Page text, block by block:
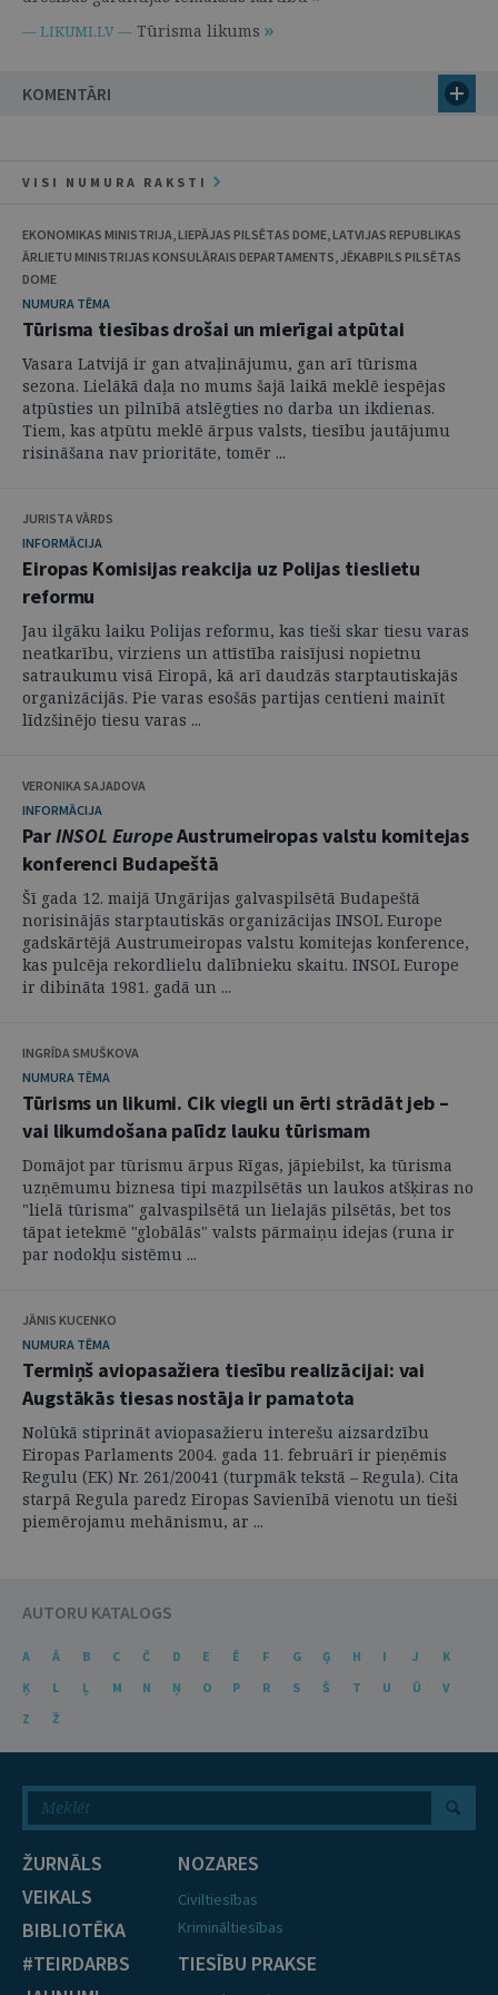
— LIKUMI.LV — Tūrisma likums
KOMENTĀRI
VISI NUMURA RAKSTI
EKONOMIKAS MINISTRIJA, LIEPĀJAS PILSĒTAS DOME, LATVIJAS REPUBLIKAS
ĀRLIETU MINISTRIJAS KONSULĀRAIS DEPARTAMENTS, JĒKABPILS PILSĒTAS
DOME
NUMURA TĒMA
Tūrisma tiesības drošai un mierīgai atpūtai
Vasara Latvijā ir gan atvaļinājumu, gan arī tūrisma
sezona. Lielākā daļa no mums šajā laikā meklē iespējas
atpūsties un pilnībā atslēgties no darba un ikdienas.
Tiem, kas atpūtu meklē ārpus valsts, tiesību jautājumu
risināšana nav prioritāte, tomēr ...
JURISTA VĀRDS
INFORMĀCIJA
Eiropas Komisijas reakcija uz Polijas tieslietu
reformu
Jau ilgāku laiku Polijas reformu, kas tieši skar tiesu varas
neatkarību, virziens un attīstība raisījusi nopietnu
satraukumu visā Eiropā, kā arī daudzās starptautiskajās
organizācijās. Pie varas esošās partijas centieni mainīt
līdzšinējo tiesu varas ...
VERONIKA SAJADOVA
INFORMĀCIJA
ParINSOL EuropeAustrumeiropas valstu komitejas
konferenci Budapeštā
Šī gada 12. maijā Ungārijas galvaspilsētā Budapeštā
norisinājās starptautiskās organizācijas INSOL Europe
gadskārtējā Austrumeiropas valstu komitejas konference,
kas pulcēja rekordlielu dalībnieku skaitu. INSOL Europe
ir dibināta 1981. gadā un ...
INGRĪDA SMUŠKOVA
NUMURA TĒMA
Tūrisms un likumi. Cik viegli un ērti strādāt jeb –
vai likumdošana palīdz lauku tūrismam
Domājot par tūrismu ārpus Rīgas, jāpiebilst, ka tūrisma
uzņēmumu biznesa tipi mazpilsētās un laukos atšķiras no
"lielā tūrisma" galvaspilsētā un lielajās pilsētās, bet tos
tāpat ietekmē "globālās" valsts pārmaiņu idejas (runa ir
par nodokļu sistēmu ...
JĀNIS KUCENKO
NUMURA TĒMA
Termiņš aviopasažiera tiesību realizācijai: vai
Augstākās tiesas nostāja ir pamatota
Nolūkā stiprināt aviopasažieru interešu aizsardzību
Eiropas Parlaments 2004. gada 11. februārī ir pieņēmis
Regulu (EK) Nr. 261/20041 (turpmāk tekstā – Regula). Cita
starpā Regula paredz Eiropas Savienībā vienotu un tieši
piemērojamu mehānismu, ar ...
AUTORU KATALOGS
A Ā B C Č D E Ē F G Ģ H I J
K
Ķ
L Ļ M N Ņ O P R S Š T U Ū
V
Z
Ž
ŽURNĀLS
VEIKALS
BIBLIOTĒKA
#TEIRDARBS
NOZARES
Civiltiesības
Krimināltiesības
TIESĪBU PRAKSE